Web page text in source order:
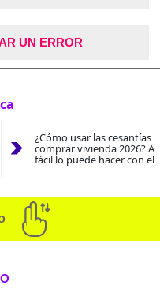
UN ERROR
¿Cómo usar las cesantías
comprar vivienda 2026?
fácil lo puede hacer con el